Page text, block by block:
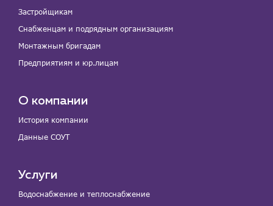
Застройщикам
Снабженцам и подрядным организациям
Монтажным бригадам
Предприятиям и юр.лицам
О компании
История компании
Данные СОУТ
Услуги
Водоснабжение и теплоснабжение